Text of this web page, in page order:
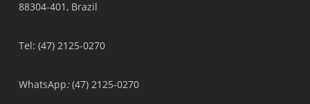
88304-401, Brazil
Tel: (47) 2125-0270
WhatsApp:(47) 2125-0270